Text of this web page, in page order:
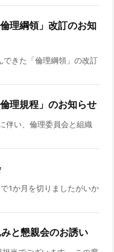
理綱領」改訂のお知
きた「倫理綱領」の改訂
理規程」のお知らせ
伴い、倫理委員会と組織
1か月を切りましたがいか
と懇親会のお誘い